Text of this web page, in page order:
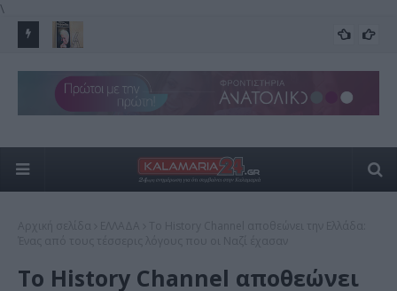
\
του Γιάννη Κυριακίδη
FEATURED
To History Channel αποθεώνει